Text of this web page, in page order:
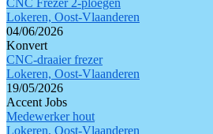
CNC Frezer 2-ploegen
Lokeren, Oost-Vlaanderen
04/06/2026
Konvert
CNC-draaier frezer
Lokeren, Oost-Vlaanderen
19/05/2026
Accent Jobs
Medewerker hout
Lokeren, Oost-Vlaanderen